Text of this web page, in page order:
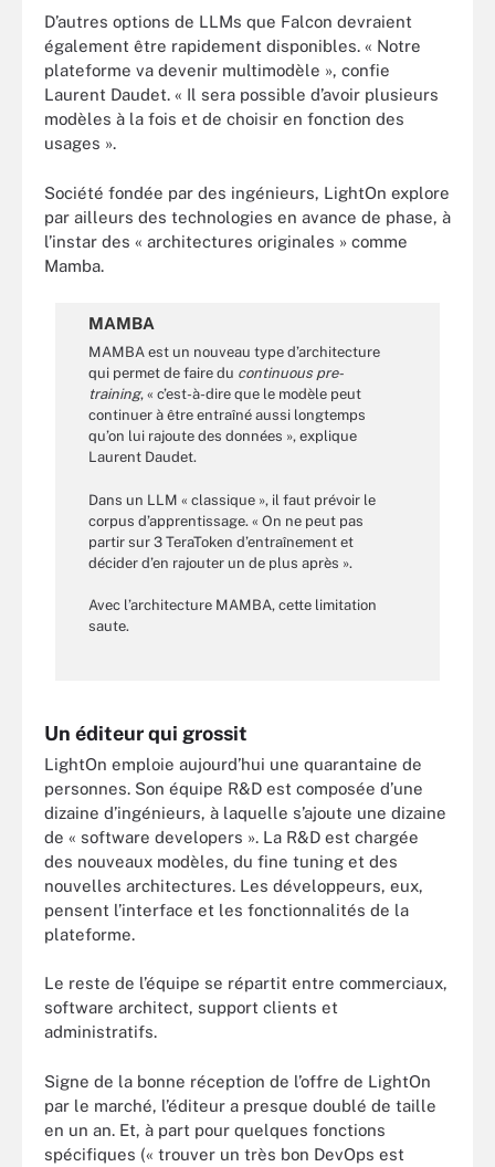
D’autres options de LLMs que Falcon devraient
également être rapidement disponibles. « Notre
plateforme va devenir multimodèle », confie
Laurent Daudet. « Il sera possible d’avoir plusieurs
modèles à la fois et de choisir en fonction des
usages ».
Société fondée par des ingénieurs, LightOn explore
par ailleurs des technologies en avance de phase, à
l’instar des « architectures originales » comme
Mamba.
MAMBA
MAMBA est un nouveau type d’architecture
qui permet de faire du continuous pre-
training, « c’est-à-dire que le modèle peut
continuer à être entraîné aussi longtemps
qu’on lui rajoute des données », explique
Laurent Daudet.
Dans un LLM « classique », il faut prévoir le
corpus d’apprentissage. « On ne peut pas
partir sur 3 TeraToken d’entraînement et
décider d’en rajouter un de plus après ».
Avec l’architecture MAMBA, cette limitation
saute.
Un éditeur qui grossit
LightOn emploie aujourd’hui une quarantaine de
personnes. Son équipe R&D est composée d’une
dizaine d’ingénieurs, à laquelle s’ajoute une dizaine
de « software developers ». La R&D est chargée
des nouveaux modèles, du fine tuning et des
nouvelles architectures. Les développeurs, eux,
pensent l’interface et les fonctionnalités de la
plateforme.
Le reste de l’équipe se répartit entre commerciaux,
software architect, support clients et
administratifs.
Signe de la bonne réception de l’offre de LightOn
par le marché, l’éditeur a presque doublé de taille
en un an. Et, à part pour quelques fonctions
spécifiques (« trouver un très bon DevOps est